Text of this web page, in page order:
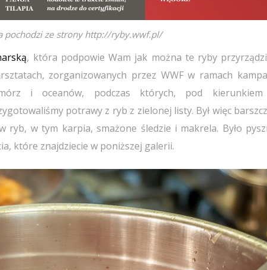
pochodzi ze strony http://ryby.wwf.pl/
, która podpowie Wam jak można te ryby
zorganizowanych przez WWF w ramach
i oceanów, podczas których, pod kierunkiem
potrawy z ryb z zielonej listy. Był więc
ryb, w tym karpia, smażone śledzie i makrela. Było
które znajdziecie w poniższej galerii.